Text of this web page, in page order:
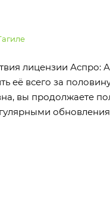
лицензии Аспро:
её всего за
вы продолжаете